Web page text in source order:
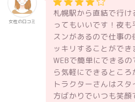
女性の口コミ
札幌駅から直結で行け
ってもいいです！夜
スンがあるので仕事
ッキリすることがで
WEBで簡単にできる
ら気軽にできるとこ
トラクターさんはス
方ばかりでいつも笑